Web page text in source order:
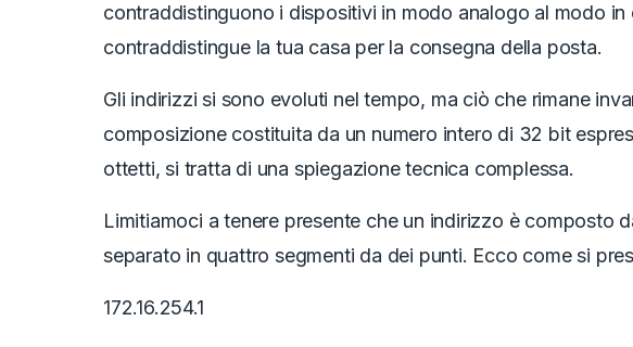
contraddistinguono i dispositivi in modo analogo al modo in
contraddistingue la tua casa per la consegna della posta.
Gli indirizzi si sono evoluti nel tempo, ma ciò che rimane
composizione costituita da un numero intero di 32 bit
ottetti, si tratta di una spiegazione tecnica complessa.
Limitiamoci a tenere presente che un indirizzo è composto
separato in quattro segmenti da dei punti. Ecco come si
172.16.254.1